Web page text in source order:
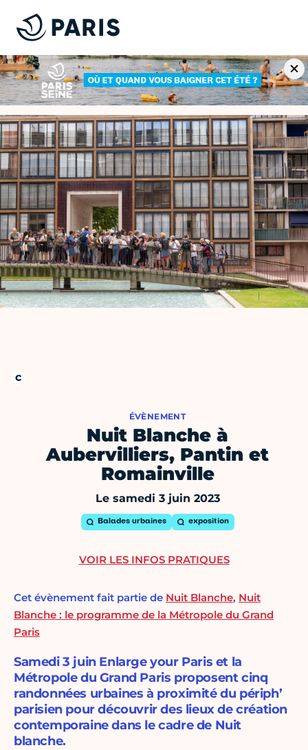
ÉVÈNEMENT
Nuit Blanche à
Aubervilliers, Pantin et
Romainville
Le samedi 3 juin 2023
Balades urbaines exposition
Cet évènement fait partie de Nuit Blanche, Nuit
Blanche : le programme de la Métropole du Grand
Paris
Samedi 3 juin Enlarge your Paris et la
Métropole du Grand Paris proposent cinq
randonnées urbaines à proximité du périph’
parisien pour découvrir des lieux de création
contemporaine dans le cadre de Nuit
blanche.
VOIR LES INFOS PRATIQUES